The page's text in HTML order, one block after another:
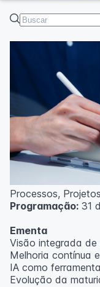
Processos,
Programação: 31
Ementa
Visão integrada de
Melhoria contínua
IA como
Evolução da